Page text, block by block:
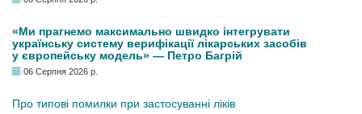
«Ми прагнемо максимально швидко інтегрувати
українську систему верифікації лікарських засобів
у європейську модель» — Петро Багрій
06 Серпня 2026 р.
Про типові помилки при застосуванні ліків